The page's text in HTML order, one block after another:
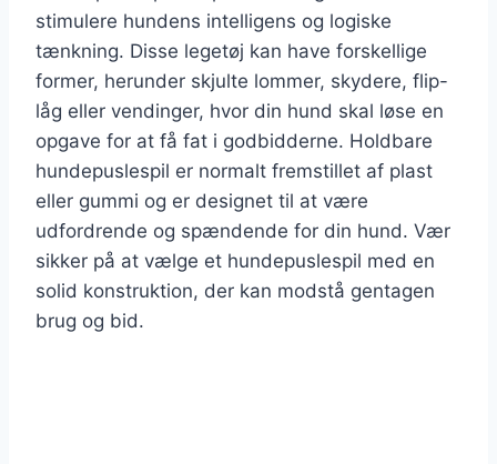
stimulere hundens intelligens og logiske
tænkning. Disse legetøj kan have forskellige
former, herunder skjulte lommer, skydere, flip-
låg eller vendinger, hvor din hund skal løse en
opgave for at få fat i godbidderne. Holdbare
hundepuslespil er normalt fremstillet af plast
eller gummi og er designet til at være
udfordrende og spændende for din hund. Vær
sikker på at vælge et hundepuslespil med en
solid konstruktion, der kan modstå gentagen
brug og bid.